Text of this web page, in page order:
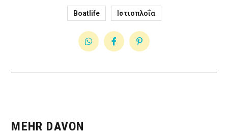
Boatlife Ιστιοπλοΐα
MEHR DAVON